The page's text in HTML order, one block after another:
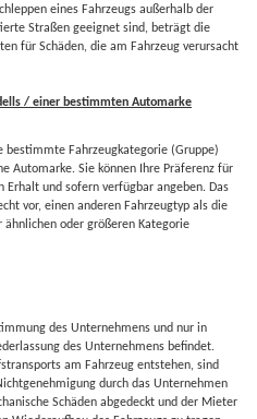
eines Fahrzeugs außerhalb der
Straßen geeignet sind, beträgt die
für Schäden, die am Fahrzeug verursacht
/ einer bestimmten Automarke
bestimmte Fahrzeugkategorie (Gruppe)
Automarke. Sie können Ihre Präferenz für
und sofern verfügbar angeben. Das
vor, einen anderen Fahrzeugtyp als die
oder größeren Kategorie
des Unternehmens und nur in
des Unternehmens befindet.
am Fahrzeug entstehen, sind
durch das Unternehmen
Schäden abgedeckt und der Mieter